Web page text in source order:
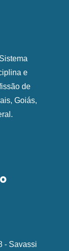
e
de
Goiás,
- Savassi